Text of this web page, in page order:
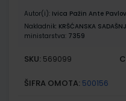
Autor(i): Ivica Pažin Ante
Nakladnik: KRŠĆANSKA
ministarstva: 7359
SKU: 569099
ŠIFRA OMOTA: 500156